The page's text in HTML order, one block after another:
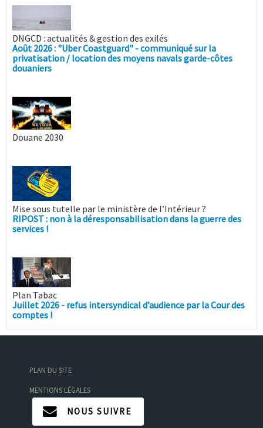
DNGCD : actualités & gestion des exilés
Août 2026 : "Uber Coastguard" - communiqué sur la
privatisation / location des moyens navals garde-côtes
douaniers
Douane 2030
Mise sous tutelle par le ministère de l’Intérieur ?
RIPOST : non à la déresponsabilisation dans la guerre des
services !
Plan Tabac
Juillet 2026 - refus intersyndical d’audience par la Cour des
comptes !
PLAN DU SITE
MENTIONS LÉGALES
NOUS SUIVRE